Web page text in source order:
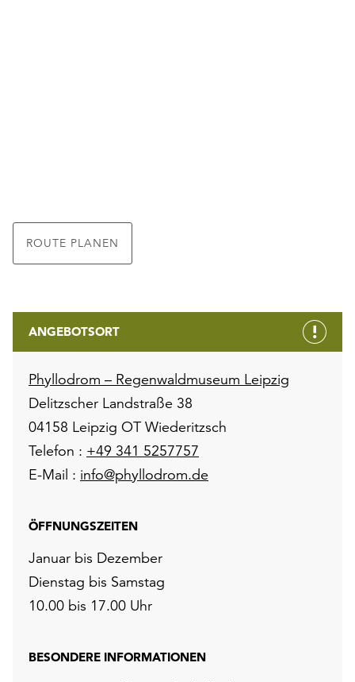
ROUTE PLANEN
ANGEBOTSORT
Phyllodrom – Regenwaldmuseum Leipzig
Delitzscher Landstraße 38
04158 Leipzig OT Wiederitzsch
Telefon : +49 341 5257757
E-Mail : info@phyllodrom.de
ÖFFNUNGSZEITEN
Januar bis Dezember
Dienstag bis Samstag
10.00 bis 17.00 Uhr
BESONDERE INFORMATIONEN